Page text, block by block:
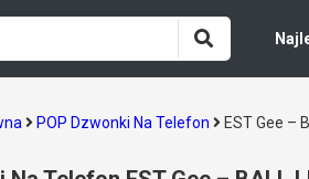
POP Dzwonki Na Telefon EST Gee –